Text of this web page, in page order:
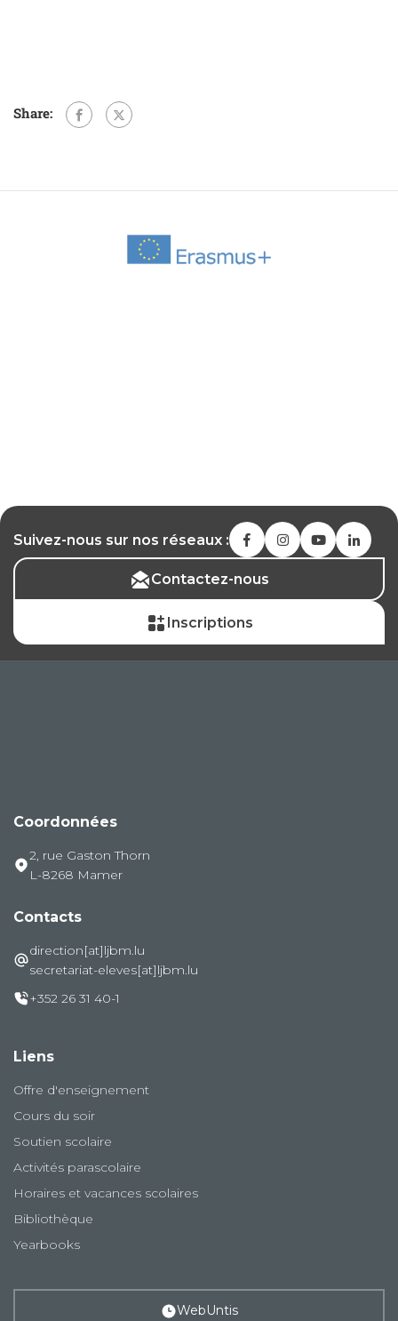
Share:
Suivez-nous sur nos réseaux :
Contactez-nous
Inscriptions
Coordonnées
2, rue Gaston Thorn
L-8268 Mamer
Contacts
direction[at]ljbm.lu
secretariat-eleves[at]ljbm.lu
+352 26 31 40-1
Liens
Offre d'enseignement
Cours du soir
Soutien scolaire
Activités parascolaire
Horaires et vacances scolaires
Bibliothèque
Yearbooks
WebUntis